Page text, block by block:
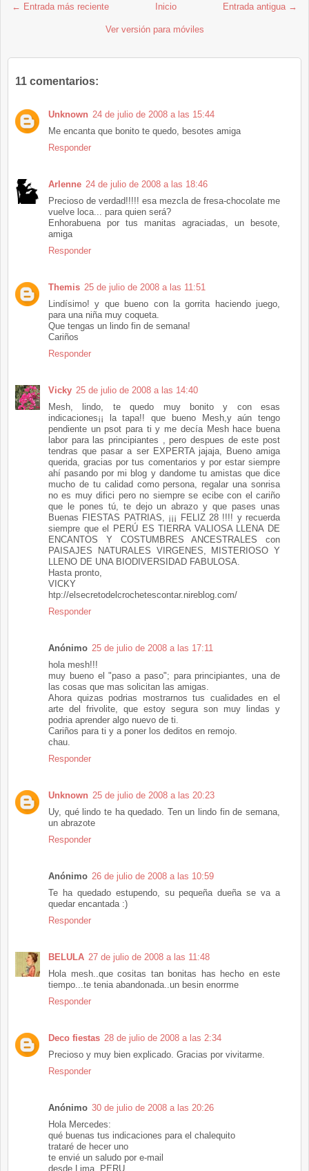
← Entrada más reciente Entrada antigua →
Inicio
Ver versión para móviles
11 comentarios:
Unknown 24 de julio de 2008 a las 15:44
Me encanta que bonito te quedo, besotes amiga
Responder
Arlenne 24 de julio de 2008 a las 18:46
Precioso de verdad!!!!! esa mezcla de fresa-chocolate me
vuelve loca... para quien será?
Enhorabuena por tus manitas agraciadas, un besote,
amiga
Responder
Themis 25 de julio de 2008 a las 11:51
Lindísimo! y que bueno con la gorrita haciendo juego,
para una niña muy coqueta.
Que tengas un lindo fin de semana!
Cariños
Responder
Vicky 25 de julio de 2008 a las 14:40
Mesh, lindo, te quedo muy bonito y con esas
indicaciones¡¡ la tapa!! que bueno Mesh,y aún tengo
pendiente un psot para ti y me decía Mesh hace buena
labor para las principiantes , pero despues de este post
tendras que pasar a ser EXPERTA jajaja, Bueno amiga
querida, gracias por tus comentarios y por estar siempre
ahí pasando por mi blog y dandome tu amistas que dice
mucho de tu calidad como persona, regalar una sonrisa
no es muy difici pero no siempre se ecibe con el cariño
que le pones tú, te dejo un abrazo y que pases unas
Buenas FIESTAS PATRIAS, ¡¡¡ FELIZ 28 !!!! y recuerda
siempre que el PERÚ ES TIERRA VALIOSA LLENA DE
ENCANTOS Y COSTUMBRES ANCESTRALES con
PAISAJES NATURALES VIRGENES, MISTERIOSO Y
LLENO DE UNA BIODIVERSIDAD FABULOSA.
Hasta pronto,
VICKY
htp://elsecretodelcrochetescontar.nireblog.com/
Responder
Anónimo 25 de julio de 2008 a las 17:11
hola mesh!!!
muy bueno el "paso a paso"; para principiantes, una de
las cosas que mas solicitan las amigas.
Ahora quizas podrias mostrarnos tus cualidades en el
arte del frivolite, que estoy segura son muy lindas y
podria aprender algo nuevo de ti.
Cariños para ti y a poner los deditos en remojo.
chau.
Responder
Unknown 25 de julio de 2008 a las 20:23
Uy, qué lindo te ha quedado. Ten un lindo fin de semana,
un abrazote
Responder
Anónimo 26 de julio de 2008 a las 10:59
Te ha quedado estupendo, su pequeña dueña se va a
quedar encantada :)
Responder
BELULA 27 de julio de 2008 a las 11:48
Hola mesh..que cositas tan bonitas has hecho en este
tiempo...te tenia abandonada..un besin enorrme
Responder
Deco fiestas 28 de julio de 2008 a las 2:34
Precioso y muy bien explicado. Gracias por vivitarme.
Responder
Anónimo 30 de julio de 2008 a las 20:26
Hola Mercedes:
qué buenas tus indicaciones para el chalequito
trataré de hecer uno
te envié un saludo por e-mail
desde Lima, PERU